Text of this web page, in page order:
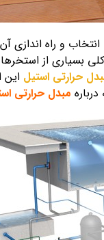
انتخاب و راه
بسیاری از
حرارتی استیل این
مبدل حرارتی